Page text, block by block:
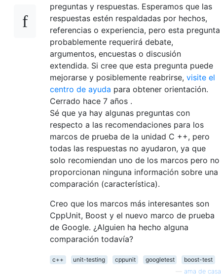
preguntas y respuestas. Esperamos que las
respuestas estén respaldadas por hechos,
referencias o experiencia, pero esta pregunta
probablemente requerirá debate,
argumentos, encuestas o discusión
extendida. Si cree que esta pregunta puede
mejorarse y posiblemente reabrirse, visite el
centro de ayuda para obtener orientación.
Cerrado hace 7 años .
Sé que ya hay algunas preguntas con
respecto a las recomendaciones para los
marcos de prueba de la unidad C ++, pero
todas las respuestas no ayudaron, ya que
solo recomiendan uno de los marcos pero no
proporcionan ninguna información sobre una
comparación (característica).
Creo que los marcos más interesantes son
CppUnit, Boost y el nuevo marco de prueba
de Google. ¿Alguien ha hecho alguna
comparación todavía?
c++ unit-testing cppunit googletest
boost-test
ama de casa